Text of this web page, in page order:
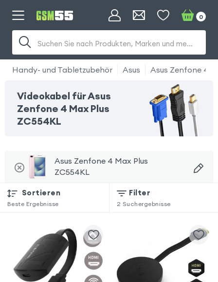
Suchen Sie nach Produkten, Marken und mehr...
0
Handy- und Tabletzubehör Asus Asus Zenfone 4
Videokabel für Asus
Zenfone 4 Max Plus
ZC554KL
Asus Zenfone 4 Max Plus
ZC554KL
Sortieren
Beste Ergebnisse
Filter
2 Suchergebnisse